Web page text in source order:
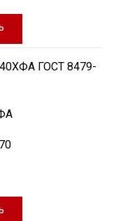
ГОСТ 8479-